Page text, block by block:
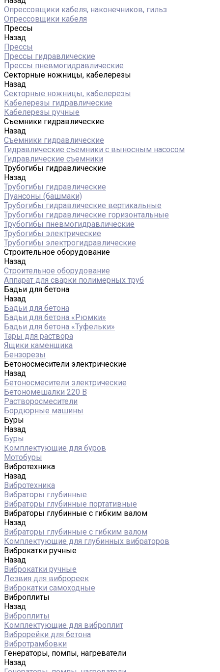
Опрессовщики кабеля, наконечников, гильз
Опрессовщики кабеля
Прессы
Назад
Прессы
Прессы гидравлические
Прессы пневмогидравлические
Секторные ножницы, кабелерезы
Назад
Секторные ножницы, кабелерезы
Кабелерезы гидравлические
Кабелерезы ручные
Съемники гидравлические
Назад
Съемники гидравлические
Гидравлические cъемники с выносным насосом
Гидравлические съемники
Трубогибы гидравлические
Назад
Трубогибы гидравлические
Пуансоны (башмаки)
Трубогибы гидравлические вертикальные
Трубогибы гидравлические горизонтальные
Трубогибы пневмогидравлические
Трубогибы электрические
Трубогибы электрогидравлические
Строительное оборудование
Назад
Строительное оборудование
Аппарат для сварки полимерных труб
Бадьи для бетона
Назад
Бадьи для бетона
Бадьи для бетона «Рюмки»
Бадьи для бетона «Туфельки»
Тары для раствора
Ящики каменщика
Бензорезы
Бетоносмесители электрические
Назад
Бетоносмесители электрические
Бетономешалки 220 В
Растворосмесители
Бордюрные машины
Буры
Назад
Буры
Комплектующие для буров
Мотобуры
Вибротехника
Назад
Вибротехника
Вибраторы глубинные
Вибраторы глубинные портативные
Вибраторы глубинные с гибким валом
Назад
Вибраторы глубинные с гибким валом
Комплектующие для глубинных вибраторов
Виброкатки ручные
Назад
Виброкатки ручные
Лезвия для виброреек
Виброкатки самоходные
Виброплиты
Назад
Виброплиты
Комплектующие для виброплит
Виброрейки для бетона
Вибротрамбовки
Генераторы, помпы, нагреватели
Назад